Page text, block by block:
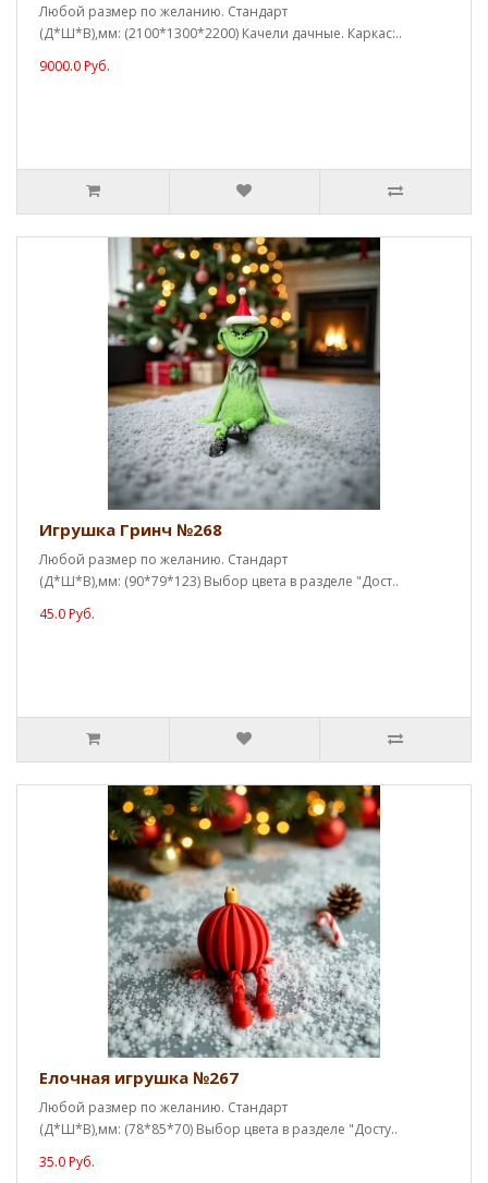
Любой размер по желанию. Стандарт
(Д*Ш*В),мм: (2100*1300*2200) Качели дачные. Каркас:..
9000.0 Руб.
Игрушка Гринч №268
Любой размер по желанию. Стандарт
(Д*Ш*В),мм: (90*79*123) Выбор цвета в разделе "Дост..
45.0 Руб.
Елочная игрушка №267
Любой размер по желанию. Стандарт
(Д*Ш*В),мм: (78*85*70) Выбор цвета в разделе "Досту..
35.0 Руб.